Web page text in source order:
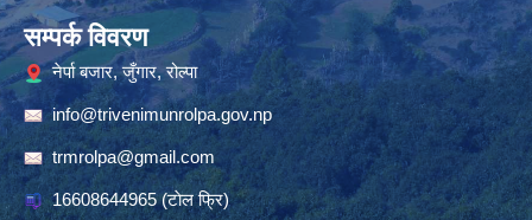
सम्पर्क विवरण
नेर्पा बजार, जुँगार, रोल्पा
info@trivenimunrolpa.gov.np
trmrolpa@gmail.com
16608644965(टाेल फ्रि)